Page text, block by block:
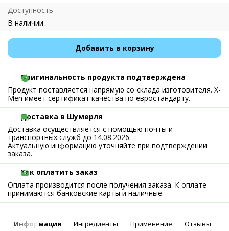
Доступность
В наличии
Добавить в корзину
Оригинальность продукта подтверждена
Продукт поставляется напрямую со склада изготовителя. X-
Men имеет сертификат качества по евростандарту.
Доставка в Шумерля
Доставка осуществляется с помощью почты и
транспортных служб до 14.08.2026.
Актуальную информацию уточняйте при подтверждении
заказа.
Как оплатить заказ
Оплата производится после получения заказа. К оплате
принимаются банковские карты и наличные.
Информация Ингредиенты Применение Отзывы